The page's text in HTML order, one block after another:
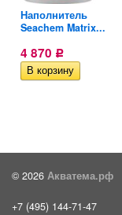
Наполнитель
Seachem Matrix...
4 870 Р
© 2026 Акватема.рф
+7 (495) 144-71-47